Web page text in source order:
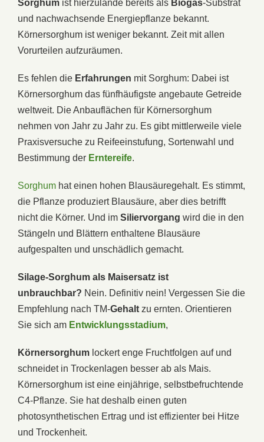
Sorghum ist hierzulande bereits als Biogas-Substrat
und nachwachsende Energiepflanze bekannt.
Körnersorghum ist weniger bekannt. Zeit mit allen
Vorurteilen aufzuräumen.
Es fehlen die Erfahrungen mit Sorghum: Dabei ist
Körnersorghum das fünfhäufigste angebaute Getreide
weltweit. Die Anbauflächen für Körnersorghum
nehmen von Jahr zu Jahr zu. Es gibt mittlerweile viele
Praxisversuche zu Reifeeinstufung, Sortenwahl und
Bestimmung der Erntereife.
Sorghum hat einen hohen Blausäuregehalt. Es stimmt,
die Pflanze produziert Blausäure, aber dies betrifft
nicht die Körner. Und im Siliervorgang wird die in den
Stängeln und Blättern enthaltene Blausäure
aufgespalten und unschädlich gemacht.
Silage-Sorghum als Maisersatz ist
unbrauchbar? Nein. Definitiv nein! Vergessen Sie die
Empfehlung nach TM-Gehalt zu ernten. Orientieren
Sie sich am Entwicklungsstadium,
Körnersorghum lockert enge Fruchtfolgen auf und
schneidet in Trockenlagen besser ab als Mais.
Körnersorghum ist eine einjährige, selbstbefruchtende
C4-Pflanze. Sie hat deshalb einen guten
photosynthetischen Ertrag und ist effizienter bei Hitze
und Trockenheit.